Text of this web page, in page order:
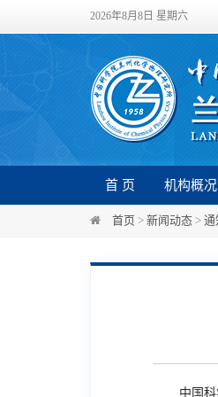
2026年8月8日 星期六
首 页 机构概况
首页 > 新闻动态 > 通
中国